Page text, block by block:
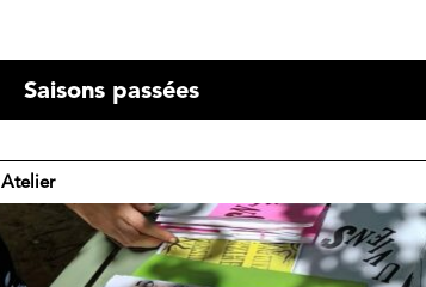
Saisons passées
Atelier